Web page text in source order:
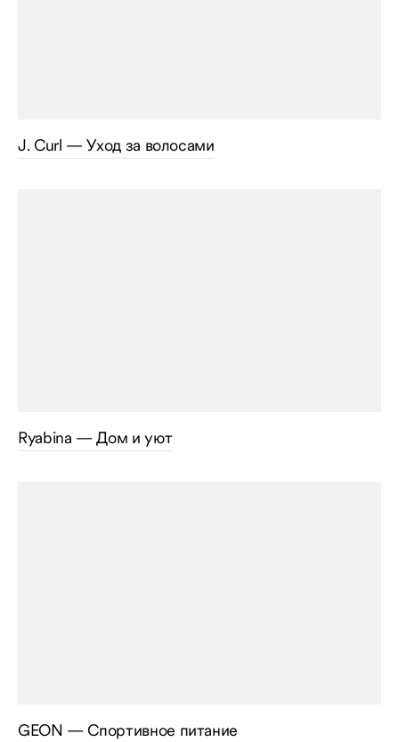
J. Curl — Уход за волосами
Ryabina — Дом и уют
GEON — Спортивное питание